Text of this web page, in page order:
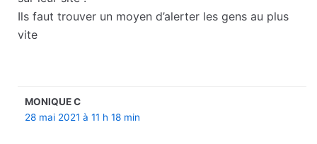
Ils faut trouver un moyen d’alerter les gens au plus
vite
MONIQUE C
28 mai 2021 à 11 h 18 min